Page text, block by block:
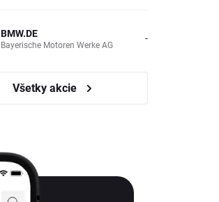
BMW.DE
Bayerische Motoren Werke AG -
Všetky akcie